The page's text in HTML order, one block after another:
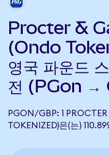
Procter &
(Ondo
영국 파운드
전 (PGon →
PGON/GBP: 1
TOKENIZED)은(는)